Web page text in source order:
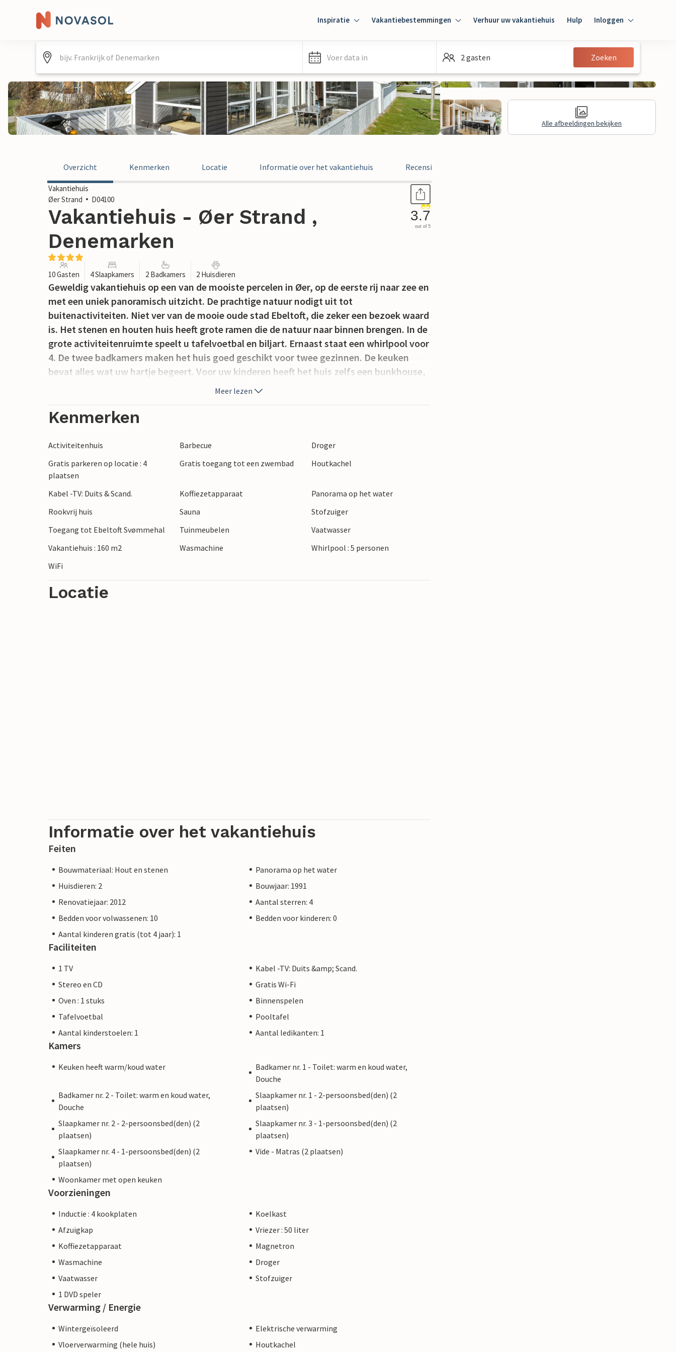
Inspiratie Vakantiebestemmingen Verhuur uw vakantiehuis Hulp Inloggen
Inloggen
Gast
Voer data in 2 gasten Zoeken
Alle afbeeldingen bekijken
Overzicht Kenmerken Locatie Informatie over het vakantiehuis Recensies
Vakantiehuis
Øer Strand
D04100
Vakantiehuis - Øer Strand ,
Denemarken
3.7
out of 5
10 Gasten 4 Slaapkamers 2 Badkamers 2 Huisdieren
Geweldig vakantiehuis op een van de mooiste percelen in Øer, op de eerste rij naar zee en
met een uniek panoramisch uitzicht. De prachtige natuur nodigt uit tot
buitenactiviteiten. Niet ver van de mooie oude stad Ebeltoft, die zeker een bezoek waard
is. Het stenen en houten huis heeft grote ramen die de natuur naar binnen brengen. In de
grote activiteitenruimte speelt u tafelvoetbal en biljart. Ernaast staat een whirlpool voor
4. De twee badkamers maken het huis goed geschikt voor twee gezinnen. De keuken
bevat alles wat uw hartje begeert. Voor uw kinderen heeft het huis zelfs een bunkhouse,
Meer lezen
Kenmerken
Activiteitenhuis Barbecue
Droger
Gratis parkeren op locatie : 4
plaatsen
Gratis toegang tot een zwembad Houtkachel
Kabel -TV: Duits & Scand. Koffiezetapparaat
Panorama op het water
Rookvrij huis
Sauna
Stofzuiger
Toegang tot Ebeltoft Svømmehal
Tuinmeubelen
Vaatwasser
Vakantiehuis : 160 m2
Wasmachine
Whirlpool : 5 personen
WiFi
Locatie
Informatie over het vakantiehuis
Feiten
Bouwmateriaal: Hout en stenen
Panorama op het water
Huisdieren: 2
Bouwjaar: 1991
Renovatiejaar: 2012
Aantal sterren: 4
Bedden voor volwassenen: 10
Bedden voor kinderen: 0
Aantal kinderen gratis (tot 4 jaar): 1
Faciliteiten
1 TV
Kabel -TV: Duits &amp; Scand.
Stereo en CD
Gratis Wi-Fi
Oven : 1 stuks
Binnenspelen
Tafelvoetbal
Pooltafel
Aantal kinderstoelen: 1
Aantal ledikanten: 1
Kamers
Keuken heeft warm/koud water
Badkamer nr. 1 - Toilet: warm en koud water,
Douche
Badkamer nr. 2 - Toilet: warm en koud water,
Douche
Slaapkamer nr. 1 - 2-persoonsbed(den) (2
plaatsen)
Slaapkamer nr. 2 - 2-persoonsbed(den) (2
plaatsen)
Slaapkamer nr. 3 - 1-persoonsbed(den) (2
plaatsen)
Slaapkamer nr. 4 - 1-persoonsbed(den) (2
plaatsen)
Vide - Matras (2 plaatsen)
Woonkamer met open keuken
Voorzieningen
Inductie : 4 kookplaten
Koelkast
Afzuigkap
Vriezer : 50 liter
Koffiezetapparaat
Magnetron
Wasmachine
Droger
Vaatwasser
Stofzuiger
1 DVD speler
Verwarming / Energie
Wintergeïsoleerd
Elektrische verwarming
Vloerverwarming (hele huis)
Houtkachel